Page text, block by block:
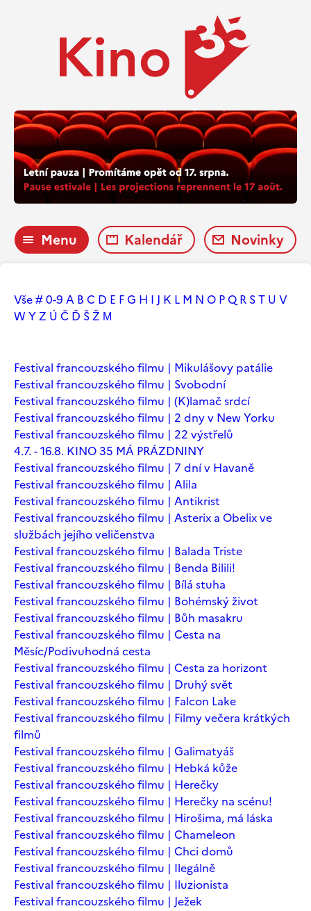
Menu Kalendář Novinky
Vše# 0-9 A B C D E FG H I J K L M N O PQ R ST U V
W YZ Ú Č Ď ŠŽ М
Festival francouzského filmu | Mikulášovy patálie
Festival francouzského filmu | Svobodní
Festival francouzského filmu | (K)lamač srdcí
Festival francouzského filmu | 2 dny v New Yorku
Festival francouzského filmu | 22 výstřelů
4.7. - 16.8. KINO 35 MÁ PRÁZDNINY
Festival francouzského filmu | 7 dní v Havaně
Festival francouzského filmu | Alila
Festival francouzského filmu | Antikrist
Festival francouzského filmu | Asterix a Obelix ve
službách jejího veličenstva
Festival francouzského filmu | Balada Triste
Festival francouzského filmu | Benda Bilili!
Festival francouzského filmu | Bílá stuha
Festival francouzského filmu | Bohémský život
Festival francouzského filmu | Bůh masakru
Festival francouzského filmu | Cesta na
Měsíc/Podivuhodná cesta
Festival francouzského filmu | Cesta za horizont
Festival francouzského filmu | Druhý svět
Festival francouzského filmu | Falcon Lake
Festival francouzského filmu | Filmy večera krátkých
filmů
Festival francouzského filmu | Galimatyáš
Festival francouzského filmu | Hebká kůže
Festival francouzského filmu | Herečky
Festival francouzského filmu | Herečky na scénu!
Festival francouzského filmu | Hirošima, má láska
Festival francouzského filmu | Chameleon
Festival francouzského filmu | Chci domů
Festival francouzského filmu | Ilegálně
Festival francouzského filmu | Iluzionista
Festival francouzského filmu | Ježek